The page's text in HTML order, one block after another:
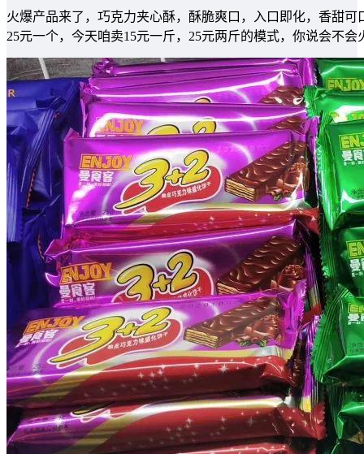
火爆产品来了，巧克力夹心酥，酥脆爽口，入口即化，香甜
25元一个，今天咱卖15元一斤，25元两斤的模式，你说会不